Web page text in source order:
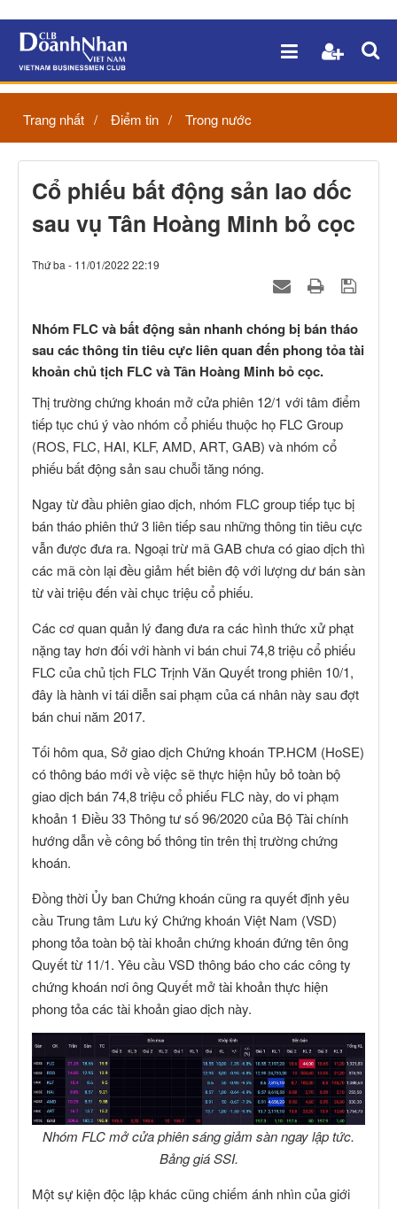
Trang nhất Điểm tin Trong nước
Cổ phiếu bất động sản lao dốc
sau vụ Tân Hoàng Minh bỏ cọc
Thứ ba - 11/01/2022 22:19
Nhóm FLC và bất động sản nhanh chóng bị bán tháo
sau các thông tin tiêu cực liên quan đến phong tỏa tài
khoản chủ tịch FLC và Tân Hoàng Minh bỏ cọc.
Thị trường chứng khoán mở cửa phiên 12/1 với tâm điểm
tiếp tục chú ý vào nhóm cổ phiếu thuộc họ FLC Group
(ROS, FLC, HAI, KLF, AMD, ART, GAB) và nhóm cổ
phiếu bất động sản sau chuỗi tăng nóng.
Ngay từ đầu phiên giao dịch, nhóm FLC group tiếp tục bị
bán tháo phiên thứ 3 liên tiếp sau những thông tin tiêu cực
vẫn được đưa ra. Ngoại trừ mã GAB chưa có giao dịch thì
các mã còn lại đều giảm hết biên độ với lượng dư bán sàn
từ vài triệu đến vài chục triệu cổ phiếu.
Các cơ quan quản lý đang đưa ra các hình thức xử phạt
nặng tay hơn đối với hành vi bán chui 74,8 triệu cổ phiếu
FLC của chủ tịch FLC Trịnh Văn Quyết trong phiên 10/1,
đây là hành vi tái diễn sai phạm của cá nhân này sau đợt
bán chui năm 2017.
Tối hôm qua, Sở giao dịch Chứng khoán TP.HCM (HoSE)
có thông báo mới về việc sẽ thực hiện hủy bỏ toàn bộ
giao dịch bán 74,8 triệu cổ phiếu FLC này, do vi phạm
khoản 1 Điều 33 Thông tư số 96/2020 của Bộ Tài chính
hướng dẫn về công bố thông tin trên thị trường chứng
khoán.
Đồng thời Ủy ban Chứng khoán cũng ra quyết định yêu
cầu Trung tâm Lưu ký Chứng khoán Việt Nam (VSD)
phong tỏa toàn bộ tài khoản chứng khoán đứng tên ông
Quyết từ 11/1. Yêu cầu VSD thông báo cho các công ty
chứng khoán nơi ông Quyết mở tài khoản thực hiện
phong tỏa các tài khoản giao dịch này.
Nhóm FLC mở cửa phiên sáng giảm sàn ngay lập tức.
Bảng giá SSI.
Một sự kiện độc lập khác cũng chiếm ánh nhìn của giới